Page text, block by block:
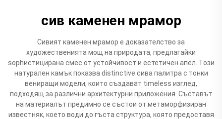
сив каменен мрамор
Сивият каменен мрамор е доказателство за
художественията мощ на природата, предлагайки
sophистицирана смес от устойчивост и естетичен апел. Този
натурален камък показва distinctive сива палитра с тонки
вениращи модели, които създават timeless изглед,
подходящ за различни архитектурни приложения. Съставът
на материалът предимно се състои от метаморфизиран
известняк, което води до гъста структура, която предоставя